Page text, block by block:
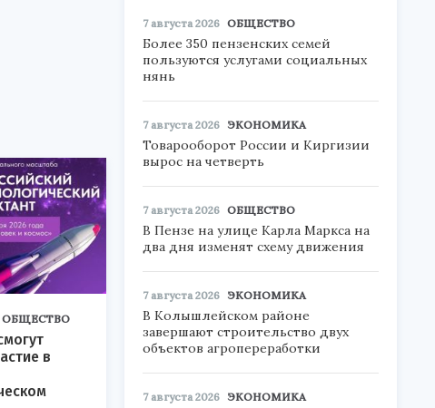
ОБЩЕСТВО
в
7 августа 2026 ОБЩЕСТВО
Более 350 пензенских семей
пользуются услугами социальных
нянь
7 августа 2026 ЭКОНОМИКА
Товарооборот России и Киргизии
вырос на четверть
7 августа 2026 ОБЩЕСТВО
В Пензе на улице Карла Маркса на
два дня изменят схему движения
7 августа 2026 ЭКОНОМИКА
В Колышлейском районе
завершают строительство двух
объектов агропереработки
7 августа 2026 ЭКОНОМИКА